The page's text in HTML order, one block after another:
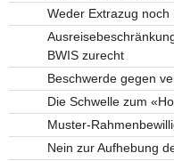
Weder Extrazug noch
BWIS zurecht
Beschwerde gegen
Die Schwelle zum
Muster-
Nein zur Aufhebung